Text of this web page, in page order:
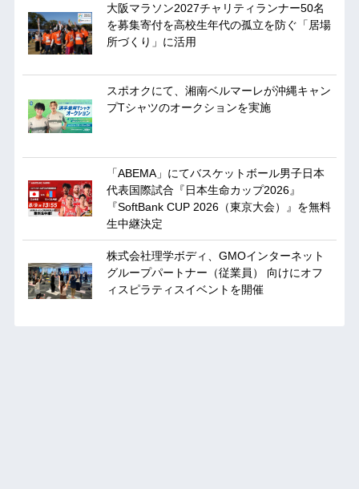
大阪マラソン2027チャリティランナー50名
を募集寄付を高校生年代の孤立を防ぐ「居場
所づくり」に活用
スポオクにて、湘南ベルマーレが沖縄キャン
プTシャツのオークションを実施
「ABEMA」にてバスケットボール男子日本
代表国際試合『日本生命カップ2026』
『SoftBank CUP 2026（東京大会）』を無料
生中継決定
株式会社理学ボディ、GMOインターネット
グループパートナー（従業員） 向けにオフ
ィスピラティスイベントを開催